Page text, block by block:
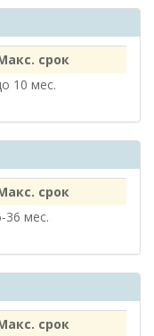
срок
10 мес.
срок
мес.
срок